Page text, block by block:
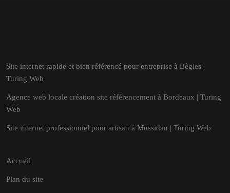
Site internet rapide et bien référencé pour entreprise à Bègles |
Turing Web
Agence web locale création site référencement à Bordeaux | Turing
Web
Site internet professionnel pour artisan à Mussidan | Turing Web
Accueil
Plan du site